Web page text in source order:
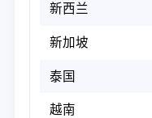
新西兰
新加坡
泰国
越南